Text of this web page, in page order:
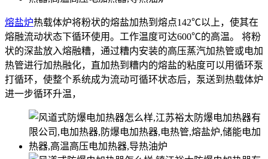
熔盐炉热载体炉将粉状的熔盐加热到熔点142℃以上，使其在
熔融流动状态下循环使用。工作温度可达600℃的高温。 将粉
状的深盐放入熔融糟，通过糟内安装的高压蒸汽加热管或电加
热管进行加热融化，直加热到糟内的熔盐的粘度可以用循环泵
打循环，使整个系统成为流动可循环状态后，泵送到热载体炉
进一步循环升温，